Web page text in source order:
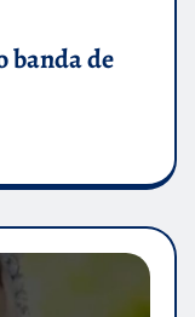
banda de